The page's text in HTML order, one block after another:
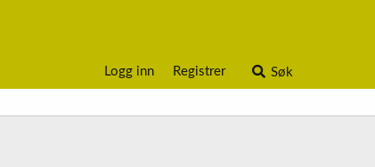
Logg inn Registrer Søk